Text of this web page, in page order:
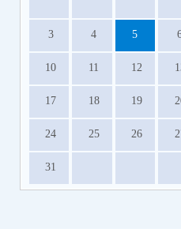
3 4 5
10 11 12
17 18 19
24 25 26
31